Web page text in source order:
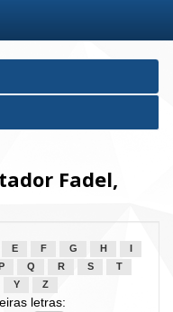
Fadel,
E F G H
P Q R S
T
Y Z
letras: